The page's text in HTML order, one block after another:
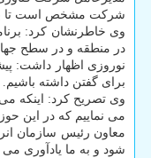
شرکت مشخص است تا
وی خاطرنشان کرد:
در منطقه و در سطح
نوروزی اظهار داشت:
برای گفتن داشته باشیم.
وی تصریح کرد: اینکه
می نماییم که در این
معاون رئیس سازمان
شود و به ما یادآوری